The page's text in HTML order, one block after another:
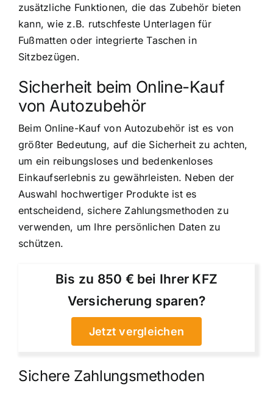
zusätzliche Funktionen, die das Zubehör bieten
kann, wie z.B. rutschfeste Unterlagen für
Fußmatten oder integrierte Taschen in
Sitzbezügen.
Sicherheit beim Online-Kauf
von Autozubehör
Beim Online-Kauf von Autozubehör ist es von
größter Bedeutung, auf die Sicherheit zu achten,
um ein reibungsloses und bedenkenloses
Einkaufserlebnis zu gewährleisten. Neben der
Auswahl hochwertiger Produkte ist es
entscheidend, sichere Zahlungsmethoden zu
verwenden, um Ihre persönlichen Daten zu
schützen.
Bis zu 850 € bei Ihrer KFZ
Versicherung sparen?
Jetzt vergleichen
Sichere Zahlungsmethoden